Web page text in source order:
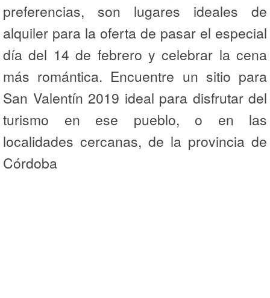
preferencias, son lugares ideales de
alquiler para la oferta de pasar el especial
día del 14 de febrero y celebrar la cena
más romántica. Encuentre un sitio para
San Valentín 2019 ideal para disfrutar del
turismo en ese pueblo, o en las
localidades cercanas, de la provincia de
Córdoba